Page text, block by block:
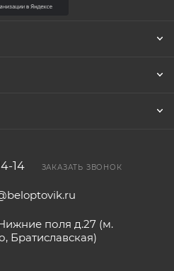
14 ЗАКАЗАТЬ ЗВОНОК
поля д.27 (м.
Братиславская)